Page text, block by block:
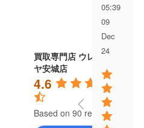
買取専門店 ウレル
ヤ安城店
4.6
Based on 90 reviews
05:39
09
Dec
24